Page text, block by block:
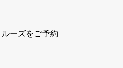
ーズをご予約